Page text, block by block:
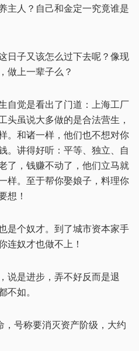
主人？自己和金定一究竟谁是
日子又该怎么过下去呢？像现
做上一辈子么？
自觉是看出了门道：上海工厂
头虽说大多做的是合法营生，
。和诸一样，他们也不想对你
。讲得好听：平等、独立、自
了，钱赚不动了，他们立马就
样。至于帮你娶娘子，料理你
想！
是个奴才。到了城市资本家手
连奴才也做不上！
说是进步，弄不好反而是退
不如。
，号称要消灭资产阶级，大约